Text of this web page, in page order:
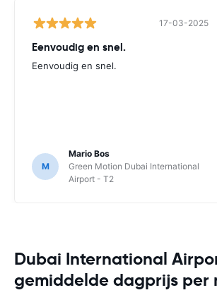
17-03-2025
Eenvoudig en snel.
Eenvoudig en snel.
M
Mario Bos
Green Motion Dubai International
Airport - T2
Dubai International
gemiddelde dagprijs per